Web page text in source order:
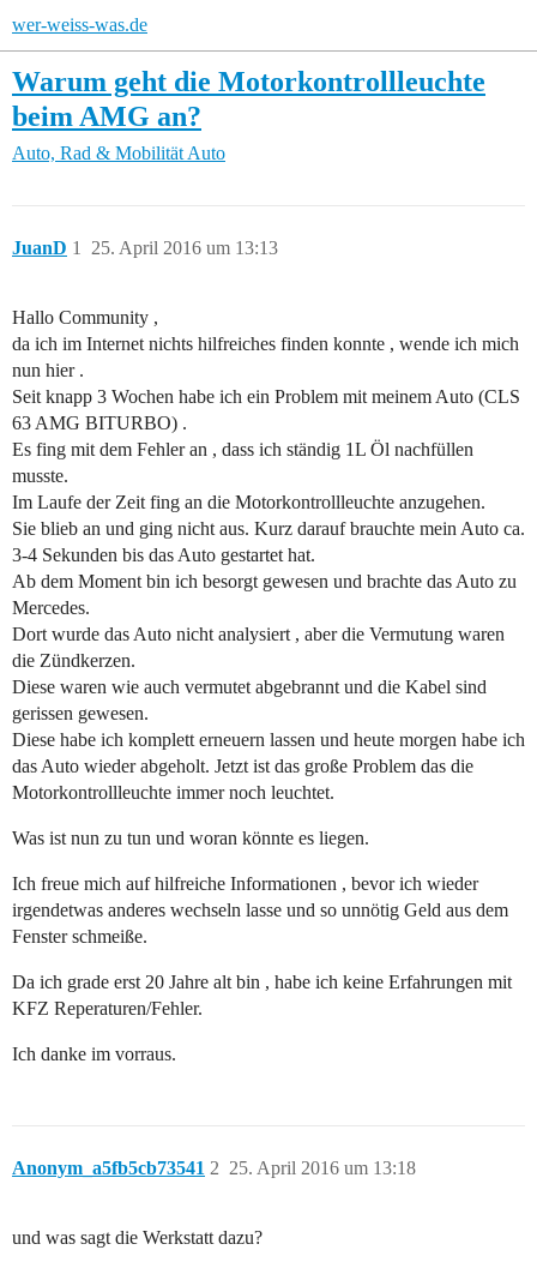
wer-weiss-was.de
Warum geht die Motorkontrollleuchte
beim AMG an?
Auto, Rad & Mobilität Auto
JuanD 25. April 2016 um 13:13
1
Hallo Community ,
da ich im Internet nichts hilfreiches finden konnte , wende ich mich
nun hier .
Seit knapp 3 Wochen habe ich ein Problem mit meinem Auto (CLS
63 AMG BITURBO) .
Es fing mit dem Fehler an , dass ich ständig 1L Öl nachfüllen
musste.
Im Laufe der Zeit fing an die Motorkontrollleuchte anzugehen.
Sie blieb an und ging nicht aus. Kurz darauf brauchte mein Auto ca.
3-4 Sekunden bis das Auto gestartet hat.
Ab dem Moment bin ich besorgt gewesen und brachte das Auto zu
Mercedes.
Dort wurde das Auto nicht analysiert , aber die Vermutung waren
die Zündkerzen.
Diese waren wie auch vermutet abgebrannt und die Kabel sind
gerissen gewesen.
Diese habe ich komplett erneuern lassen und heute morgen habe ich
das Auto wieder abgeholt. Jetzt ist das große Problem das die
Motorkontrollleuchte immer noch leuchtet.
Was ist nun zu tun und woran könnte es liegen.
Ich freue mich auf hilfreiche Informationen , bevor ich wieder
irgendetwas anderes wechseln lasse und so unnötig Geld aus dem
Fenster schmeiße.
Da ich grade erst 20 Jahre alt bin , habe ich keine Erfahrungen mit
KFZ Reperaturen/Fehler.
Ich danke im vorraus.
Anonym_a5fb5cb73541 25. April 2016 um 13:18
2
und was sagt die Werkstatt dazu?